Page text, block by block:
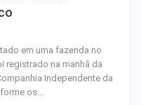
em uma fazenda no
registrado na manhã da
Independente da
os…